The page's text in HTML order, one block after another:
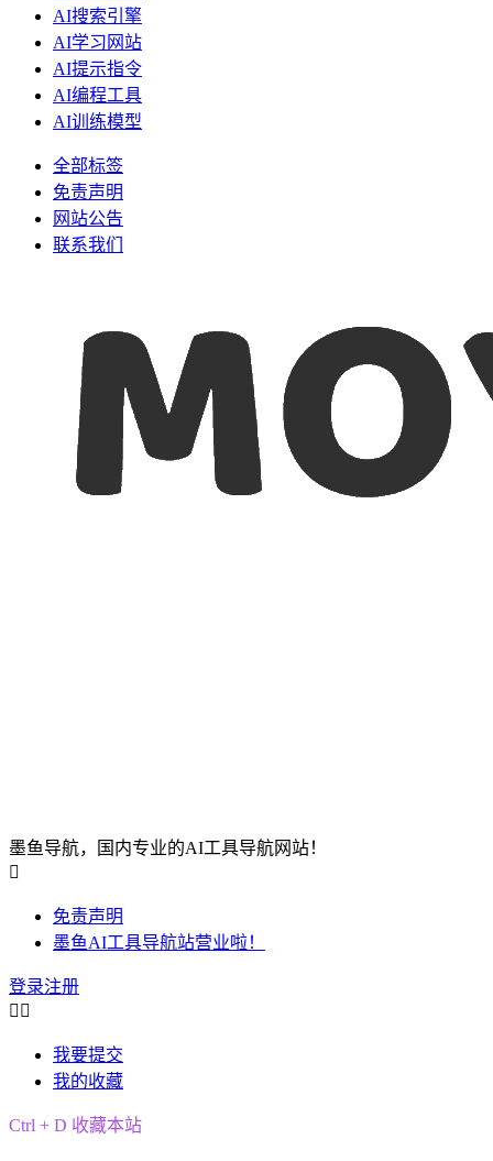
AI搜索引擎
AI学习网站
AI提示指令
AI编程工具
AI训练模型
全部标签
免责声明
网站公告
联系我们
墨鱼导航，国内专业的AI工具导航网站！

免责声明
墨鱼AI工具导航站营业啦！
登录注册
 
我要提交
我的收藏
Ctrl + D 收藏本站